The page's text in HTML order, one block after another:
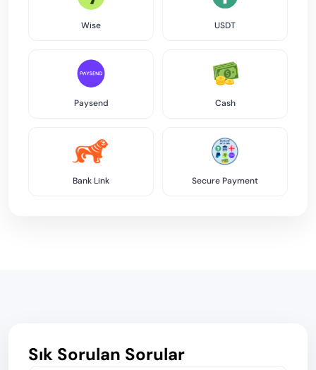
Wise USDT
Paysend Cash
Bank Link Secure Payment
Sık Sorulan Sorular